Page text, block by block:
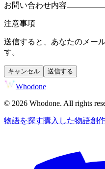
お問い合わせ内容
注意事項
送信すると、あなたのメー
す。
キャンセル 送信する
Whodone
© 2026 Whodone. All rights
物語を探す購入した物語創